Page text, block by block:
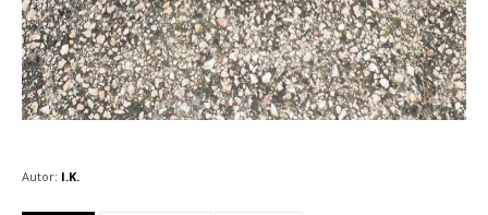
Autor: I.K.